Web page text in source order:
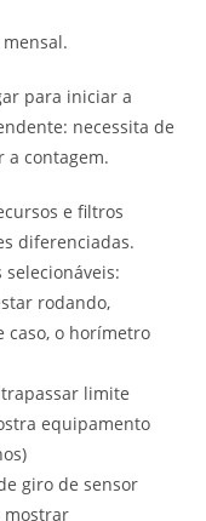
para iniciar a
necessita de
a contagem.
e filtros
diferenciadas.
rodando,
caso, o horímetro
limite
equipamento
giro de sensor
mostrar